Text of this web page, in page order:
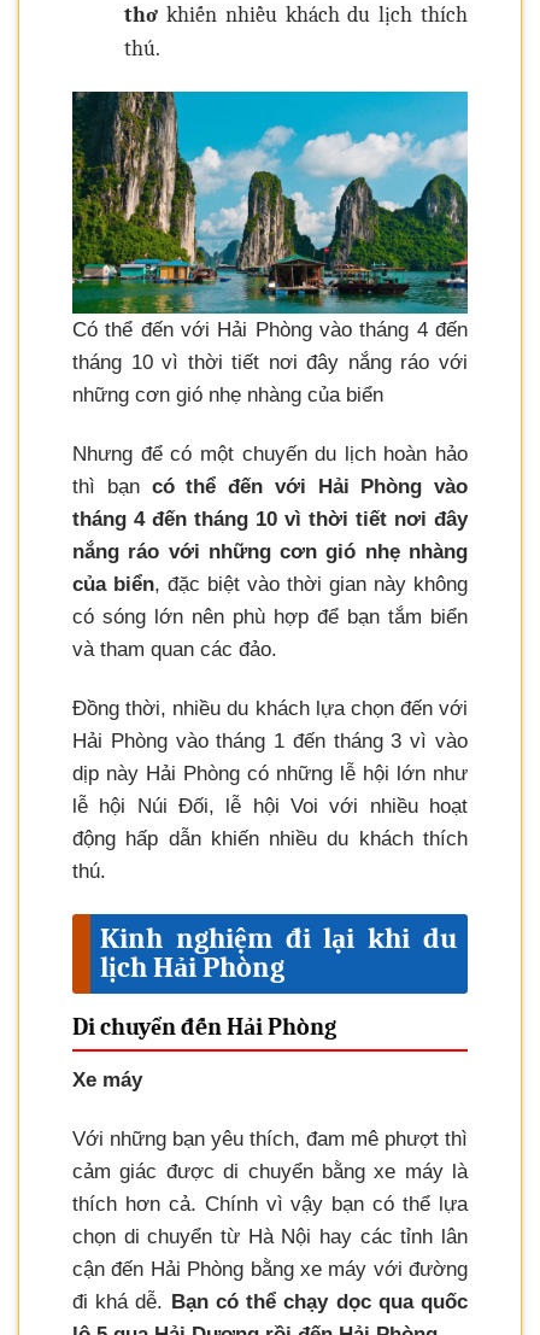
thơ khiến nhiều khách du lịch thích
thú.
Có thể đến với Hải Phòng vào tháng 4 đến
tháng 10 vì thời tiết nơi đây nắng ráo với
những cơn gió nhẹ nhàng của biển
Nhưng để có một chuyến du lịch hoàn hảo
thì bạn có thể đến với Hải Phòng vào
tháng 4 đến tháng 10 vì thời tiết nơi đây
nắng ráo với những cơn gió nhẹ nhàng
của biển, đặc biệt vào thời gian này không
có sóng lớn nên phù hợp để bạn tắm biển
và tham quan các đảo.
Đồng thời, nhiều du khách lựa chọn đến với
Hải Phòng vào tháng 1 đến tháng 3 vì vào
dịp này Hải Phòng có những lễ hội lớn như
lễ hội Núi Đối, lễ hội Voi với nhiều hoạt
động hấp dẫn khiến nhiều du khách thích
thú.
Kinh nghiệm đi lại khi du
lịch Hải Phòng
Di chuyển đến Hải Phòng
Xe máy
Với những bạn yêu thích, đam mê phượt thì
cảm giác được di chuyển bằng xe máy là
thích hơn cả. Chính vì vậy bạn có thể lựa
chọn di chuyển từ Hà Nội hay các tỉnh lân
cận đến Hải Phòng bằng xe máy với đường
đi khá dễ. Bạn có thể chạy dọc qua quốc